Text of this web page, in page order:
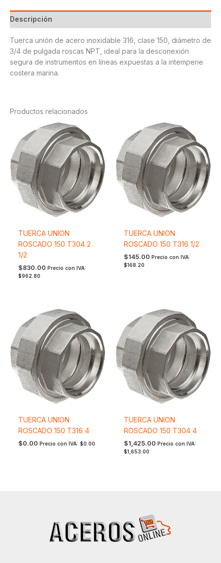
Descripción
Tuerca unión de acero inoxidable 316, clase 150, diámetro de
3/4 de pulgada roscas NPT, ideal para la desconexión
segura de instrumentos en líneas expuestas a la intemperie
costera marina.
Productos relacionados
TUERCA UNION
ROSCADO 150 T304 2
1/2
$830.00 Precio con IVA:
$962.80
TUERCA UNION
ROSCADO 150 T316 1/2
$145.00 Precio con IVA:
$168.20
TUERCA UNION
ROSCADO 150 T316 4
$0.00 Precio con IVA: $0.00
TUERCA UNION
ROSCADO 150 T304 4
$1,425.00 Precio con IVA:
$1,653.00